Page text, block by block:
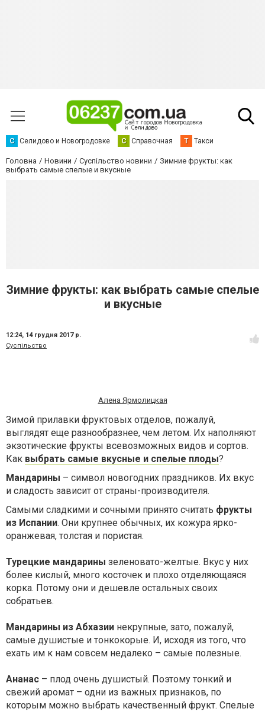
С Селидово и Новогродовке С Справочная Т Такси
Головна Новини Суспільство новини
Зимние фрукты: как
выбрать самые спелые и вкусные
Зимние фрукты: как выбрать самые спелые
и вкусные
12:24, 14 грудня 2017 р.
Суспільство
Алена Ярмолицкая
Зимой прилавки фруктовых отделов, пожалуй,
выглядят еще разнообразнее, чем летом. Их наполняют
экзотические фрукты всевозможных видов и сортов.
Как выбрать самые вкусные и спелые плоды?
Мандарины – символ новогодних праздников. Их вкус
и сладость зависит от страны-производителя.
Самыми сладкими и сочными принято считать фрукты
из Испании. Они крупнее обычных, их кожура ярко-
оранжевая, толстая и пористая.
Турецкие мандарины зеленовато-желтые. Вкус у них
более кислый, много косточек и плохо отделяющаяся
корка. Потому они и дешевле остальных своих
собратьев.
Мандарины из Абхазии некрупные, зато, пожалуй,
самые душистые и тонкокорые. И, исходя из того, что
ехать им к нам совсем недалеко – самые полезные.
Ананас – плод очень душистый. Поэтому тонкий и
свежий аромат – одни из важных признаков, по
которым можно выбрать качественный фрукт. Спелые